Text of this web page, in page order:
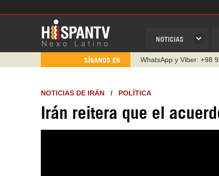
NOTICIAS
SÍGANOS EN
WhatsApp y Viber: +98
https://
http://twitter.com/
NOTICIAS DE IRÁN / POLÍTICA
Irán reitera que el